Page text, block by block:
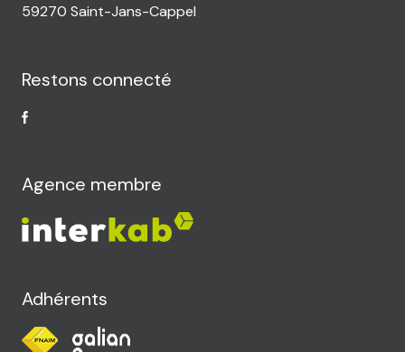
59270 Saint-Jans-Cappel
Restons connecté
Agence membre
Adhérents